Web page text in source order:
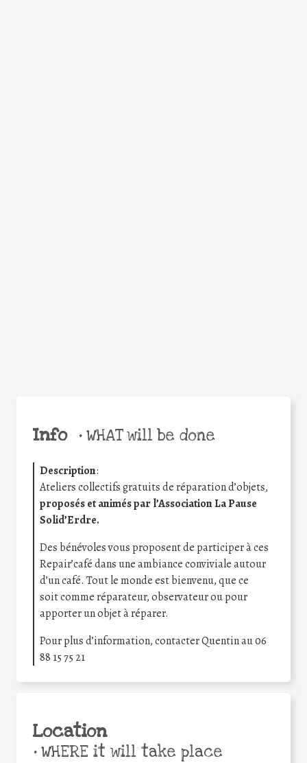
Info •WHAT will be done
Description:
Ateliers collectifs gratuits de réparation d’objets,
proposés et animés par l’Association La Pause
Solid’Erdre.
Des bénévoles vous proposent de participer à ces
Repair’café dans une ambiance conviviale autour
d’un café. Tout le monde est bienvenu, que ce
soit comme réparateur, observateur ou pour
apporter un objet à réparer.
Pour plus d’information, contacter Quentin au 06
88 15 75 21
Location
•WHERE it will take place